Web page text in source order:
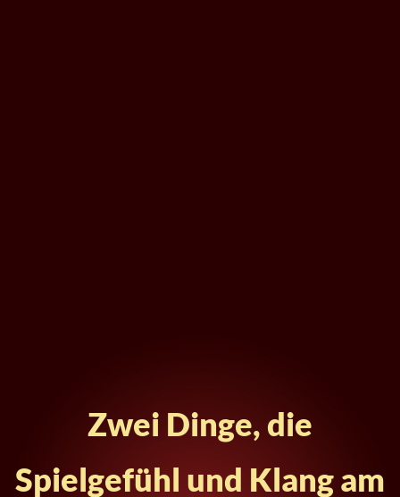
Zwei Dinge, die
Spielgefühl und Klang am